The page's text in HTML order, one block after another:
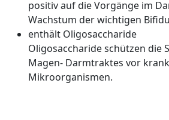
positiv auf die Vorgänge im
Wachstum der wichtigen
enthält Oligosaccharide
Oligosaccharide schützen die
Magen- Darmtraktes vor
Mikroorganismen.